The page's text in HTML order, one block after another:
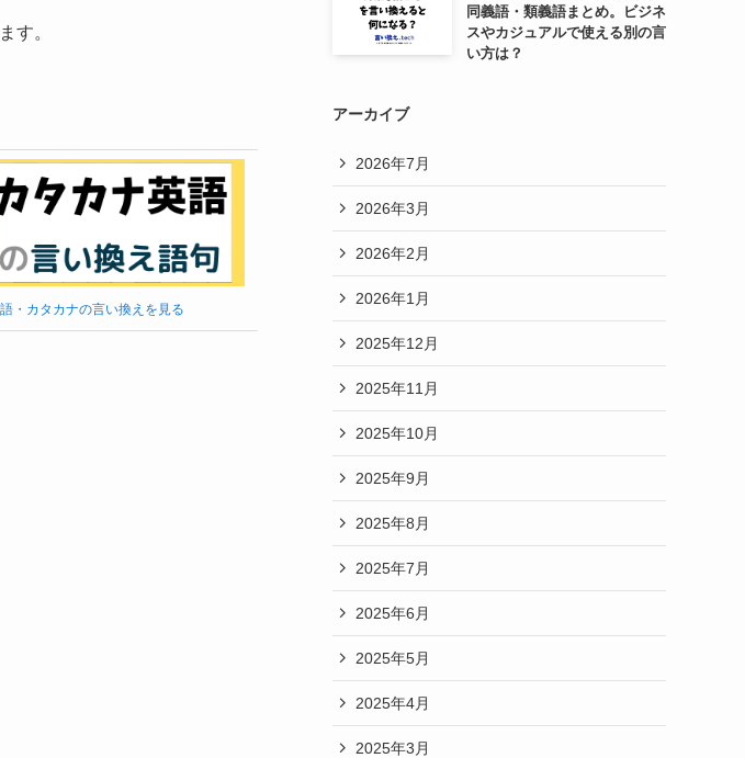
す。
・カタカナの言い換えを見る
同義語・類義語まとめ。ビジネ
スやカジュアルで使える別の言
い方は？
アーカイブ
2026年7月
2026年3月
2026年2月
2026年1月
2025年12月
2025年11月
2025年10月
2025年9月
2025年8月
2025年7月
2025年6月
2025年5月
2025年4月
2025年3月